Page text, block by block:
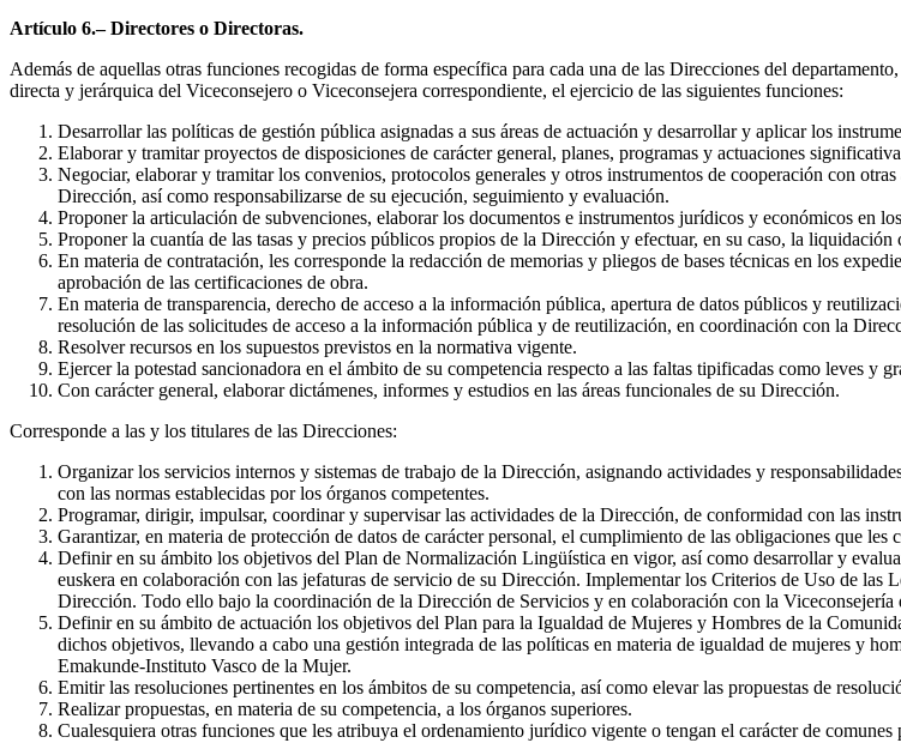
Artículo 6.– Directores o Directoras.
Además de aquellas otras funciones recogidas de forma específica para cada una de las Direcciones del
directa y jerárquica del Viceconsejero o Viceconsejera correspondiente, el ejercicio de las siguientes funciones:
Desarrollar las políticas de gestión pública asignadas a sus áreas de actuación y desarrollar y aplicar los
Elaborar y tramitar proyectos de disposiciones de carácter general, planes, programas y actuaciones
Negociar, elaborar y tramitar los convenios, protocolos generales y otros instrumentos de cooperación con
Dirección, así como responsabilizarse de su ejecución, seguimiento y evaluación.
Proponer la articulación de subvenciones, elaborar los documentos e instrumentos jurídicos y económicos en
Proponer la cuantía de las tasas y precios públicos propios de la Dirección y efectuar, en su caso, la liquidación
En materia de contratación, les corresponde la redacción de memorias y pliegos de bases técnicas en los
aprobación de las certificaciones de obra.
En materia de transparencia, derecho de acceso a la información pública, apertura de datos públicos y
resolución de las solicitudes de acceso a la información pública y de reutilización, en coordinación con la
Resolver recursos en los supuestos previstos en la normativa vigente.
Ejercer la potestad sancionadora en el ámbito de su competencia respecto a las faltas tipificadas como leves y
Con carácter general, elaborar dictámenes, informes y estudios en las áreas funcionales de su Dirección.
Corresponde a las y los titulares de las Direcciones:
Organizar los servicios internos y sistemas de trabajo de la Dirección, asignando actividades y
con las normas establecidas por los órganos competentes.
Programar, dirigir, impulsar, coordinar y supervisar las actividades de la Dirección, de conformidad con las
Garantizar, en materia de protección de datos de carácter personal, el cumplimiento de las obligaciones que
Definir en su ámbito los objetivos del Plan de Normalización Lingüística en vigor, así como desarrollar y
euskera en colaboración con las jefaturas de servicio de su Dirección. Implementar los Criterios de Uso de las
Dirección. Todo ello bajo la coordinación de la Dirección de Servicios y en colaboración con la
Definir en su ámbito de actuación los objetivos del Plan para la Igualdad de Mujeres y Hombres de la
dichos objetivos, llevando a cabo una gestión integrada de las políticas en materia de igualdad de mujeres y
Emakunde-Instituto Vasco de la Mujer.
Emitir las resoluciones pertinentes en los ámbitos de su competencia, así como elevar las propuestas de
Realizar propuestas, en materia de su competencia, a los órganos superiores.
Cualesquiera otras funciones que les atribuya el ordenamiento jurídico vigente o tengan el carácter de